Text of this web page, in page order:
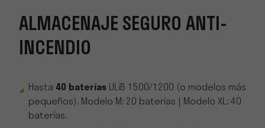
ALMACENAJE SEGURO ANTI-
INCENDIO
Hasta 40 baterías ULiB 1500/1200 (o modelos más
pequeños). Modelo M: 20 baterías | Modelo XL: 40
baterías.